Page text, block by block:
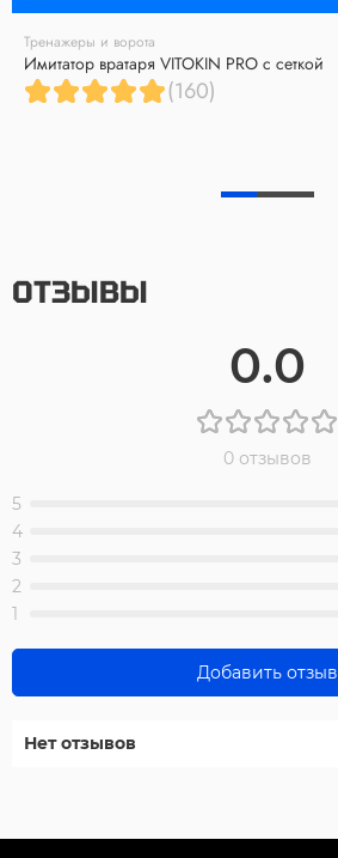
Тренажеры и ворота
Имитатор вратаря VITOKIN PRO с сеткой
(160)
ОТЗЫВЫ
0.0
0 отзывов
5
4
3
2
1
Добавить отзыв
Нет отзывов